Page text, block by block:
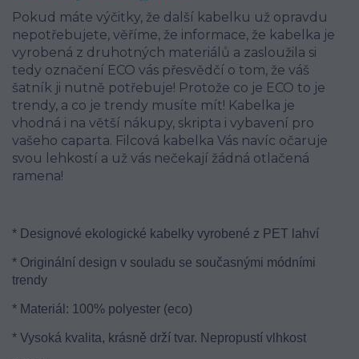
Pokud máte výčitky, že další kabelku už opravdu
nepotřebujete, věříme, že informace, že kabelka je
vyrobená z druhotných materiálů a zasloužila si
tedy označení ECO vás přesvědčí o tom, že váš
šatník ji nutně potřebuje! Protože co je ECO to je
trendy, a co je trendy musíte mít! Kabelka je
vhodná i na větší nákupy, skripta i vybavení pro
vašeho caparta. Filcová kabelka Vás navíc očaruje
svou lehkostí a už vás nečekají žádná otlačená
ramena!
* Designové ekologické kabelky vyrobené z PET lahví
* Originální design v souladu se současnými módními
trendy
* Materiál: 100% polyester (eco)
* Vysoká kvalita, krásně drží tvar. Nepropustí vlhkost